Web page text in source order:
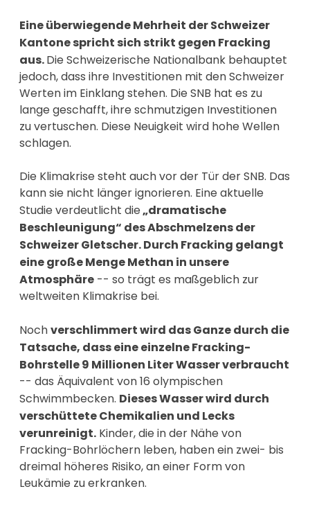
Eine überwiegende Mehrheit der Schweizer
Kantone spricht sich strikt gegen Fracking
aus.Die Schweizerische Nationalbank behauptet
jedoch, dass ihre Investitionen mit den Schweizer
Werten im Einklang stehen. Die SNB hat es zu
lange geschafft, ihre schmutzigen Investitionen
zu vertuschen. Diese Neuigkeit wird hohe Wellen
schlagen.
Die Klimakrise steht auch vor der Tür der SNB. Das
kann sie nicht länger ignorieren. Eine aktuelle
Studie verdeutlicht die „dramatische
Beschleunigung“ des Abschmelzens der
Schweizer Gletscher. Durch Fracking gelangt
eine große Menge Methan in unsere
Atmosphäre -- so trägt es maßgeblich zur
weltweiten Klimakrise bei.
Nochverschlimmert wird das Ganze durch die
Tatsache, dass eine einzelne Fracking-
Bohrstelle 9 Millionen Liter Wasser verbraucht
-- das Äquivalent von 16 olympischen
Schwimmbecken. Dieses Wasser wird durch
verschüttete Chemikalien und Lecks
verunreinigt. Kinder, die in der Nähe von
Fracking-Bohrlöchern leben, haben ein zwei- bis
dreimal höheres Risiko, an einer Form von
Leukämie zu erkranken.